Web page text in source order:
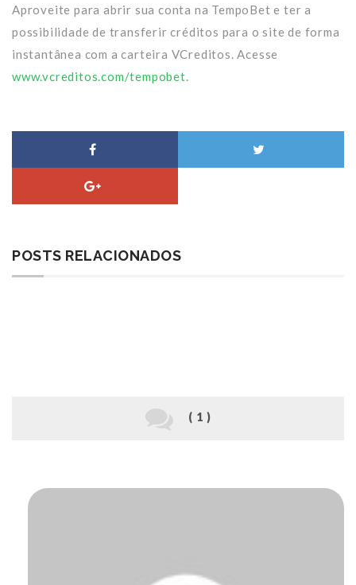
Aproveite para abrir sua conta na TempoBet e ter a
possibilidade de transferir créditos para o site de forma
instantânea com a carteira VCreditos. Acesse
www.vcreditos.com/tempobet.
POSTS RELACIONADOS
( 1 )